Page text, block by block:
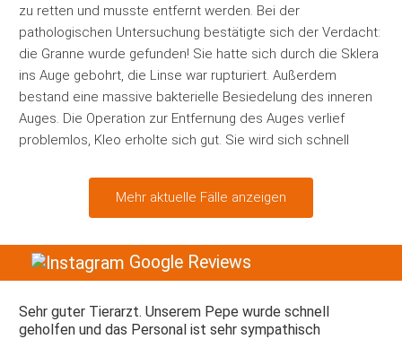
Mehr aktuelle Fälle anzeigen
Google Reviews
Sehr guter Tierarzt. Unserem Pepe wurde schnell
geholfen und das Personal ist sehr sympathisch